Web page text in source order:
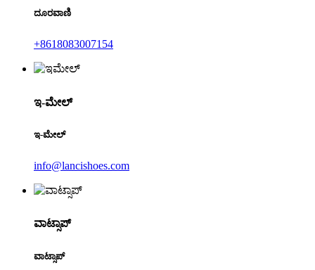
ದೂರವಾಣಿ
+8618083007154
ಇ-ಮೇಲ್
ಇ-ಮೇಲ್
info@lancishoes.com
ವಾಟ್ಸಾಪ್
ವಾಟ್ಸಾಪ್